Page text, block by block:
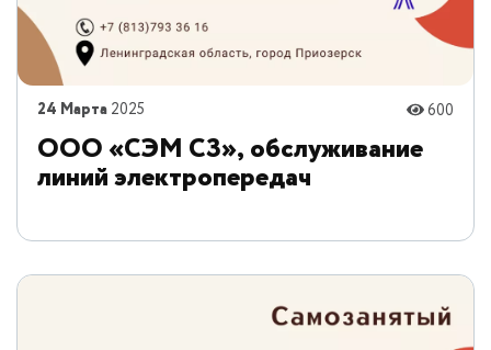
24 Марта 2025 600
ООО «СЭМ СЗ», обслуживание
линий электропередач